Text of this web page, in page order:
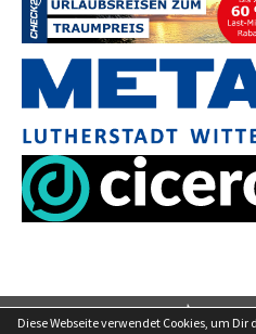
Diese Webseite verwendet Cookies, um Dir